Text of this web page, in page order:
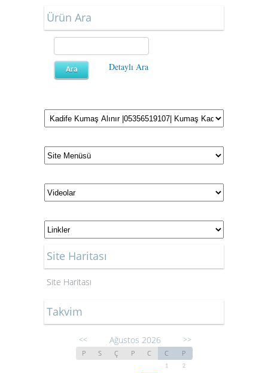
Ürün Ara
Detaylı Ara
Site Haritası
Site Haritası
Takvim
<< Ağustos 2026 >>
P S Ç P C C P
1
2